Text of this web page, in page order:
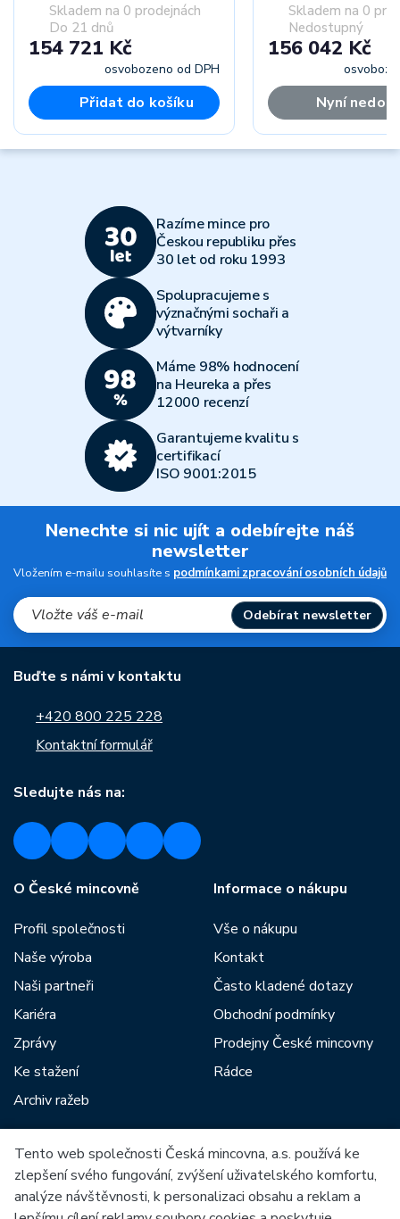
Skladem na 0 prodejnách
Do 21 dnů
154 721 Kč
osvobozeno od DPH
Přidat do košíku
Skladem na 0
Nedostupný
156 042 Kč
Nyní
Razíme mince pro
Českou republiku přes
30 let od roku 1993
Spolupracujeme s
význačnými sochaři a
výtvarníky
Máme 98% hodnocení
na Heureka a přes
12000 recenzí
Garantujeme kvalitu s
certifikací
ISO 9001:2015
Nenechte si nic ujít a odebírejte náš
newsletter
Vložením e-mailu souhlasíte s podmínkami zpracování osobních údajů
Odebírat newsletter
Buďte s námi v kontaktu
+420 800 225 228
Kontaktní formulář
Sledujte nás na:
O České mincovně
Profil společnosti
Naše výroba
Naši partneři
Kariéra
Zprávy
Ke stažení
Archiv ražeb
Informace o nákupu
Vše o nákupu
Kontakt
Často kladené dotazy
Obchodní podmínky
Prodejny České mincovny
Rádce
Mezi naše partnery patří:
Tento web společnosti Česká mincovna, a.s. používá ke
zlepšení svého fungování, zvýšení uživatelského komfortu,
analýze návštěvnosti, k personalizaci obsahu a reklam a